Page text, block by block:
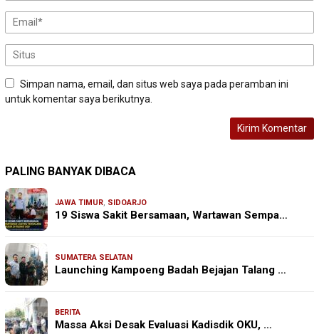
Simpan nama, email, dan situs web saya pada peramban ini
untuk komentar saya berikutnya.
PALING BANYAK DIBACA
JAWA TIMUR, SIDOARJO
19 Siswa Sakit Bersamaan, Wartawan Sempa…
SUMATERA SELATAN
Launching Kampoeng Badah Bejajan Talang …
BERITA
Massa Aksi Desak Evaluasi Kadisdik OKU, …